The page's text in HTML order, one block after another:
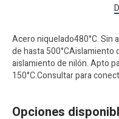
Acero niquelado480°C. Sin
de hasta 500°CAislamiento
aislamiento de nilón. Apto
150°C.Consultar para
Opciones